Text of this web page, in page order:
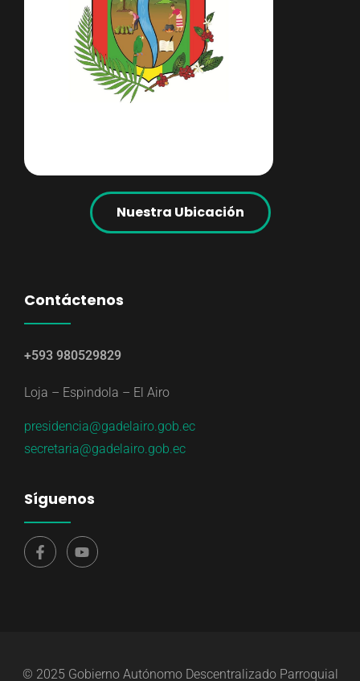
Nuestra Ubicación
Contáctenos
+593 980529829
Loja – Espindola – El Airo
presidencia@gadelairo.gob.ec
secretaria@gadelairo.gob.ec
Síguenos
© 2025 Gobierno Autónomo Descentralizado Parroquial